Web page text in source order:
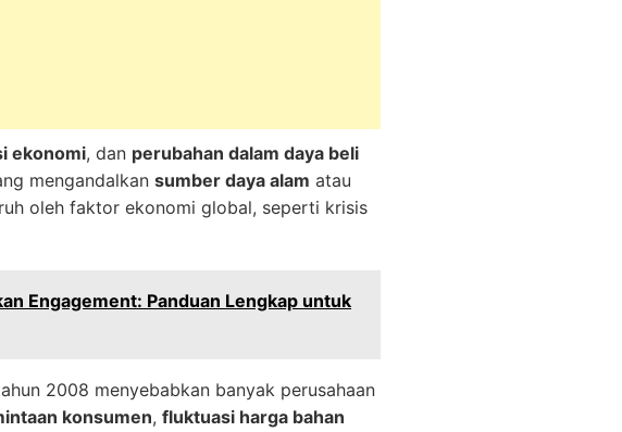
ekonomi, dan perubahan dalam daya beli
mengandalkan sumber daya alam atau
oleh faktor ekonomi global, seperti krisis
Engagement: Panduan Lengkap untuk
2008 menyebabkan banyak perusahaan
konsumen, fluktuasi harga bahan